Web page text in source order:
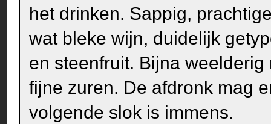
het drinken. Sappig,
wat bleke wijn, duidelijk
en steenfruit. Bijna
fijne zuren. De afdronk mag
volgende slok is immens.